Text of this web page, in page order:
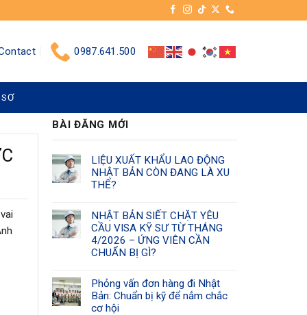
0987.641.500
BÀI ĐĂNG MỚI
LIỆU XUẤT KHẨU LAO ĐỘNG
NHẬT BẢN CÒN ĐANG LÀ XU
THẾ?
NHẬT BẢN SIẾT CHẶT YÊU
CẦU VISA KỸ SƯ TỪ THÁNG
4/2026 – ỨNG VIÊN CẦN
CHUẨN BỊ GÌ?
Phỏng vấn đơn hàng đi Nhật
Bản: Chuẩn bị kỹ để nắm chắc
cơ hội